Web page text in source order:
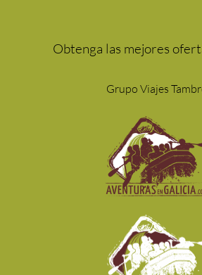
Obtenga las mejores
Grupo Viajes